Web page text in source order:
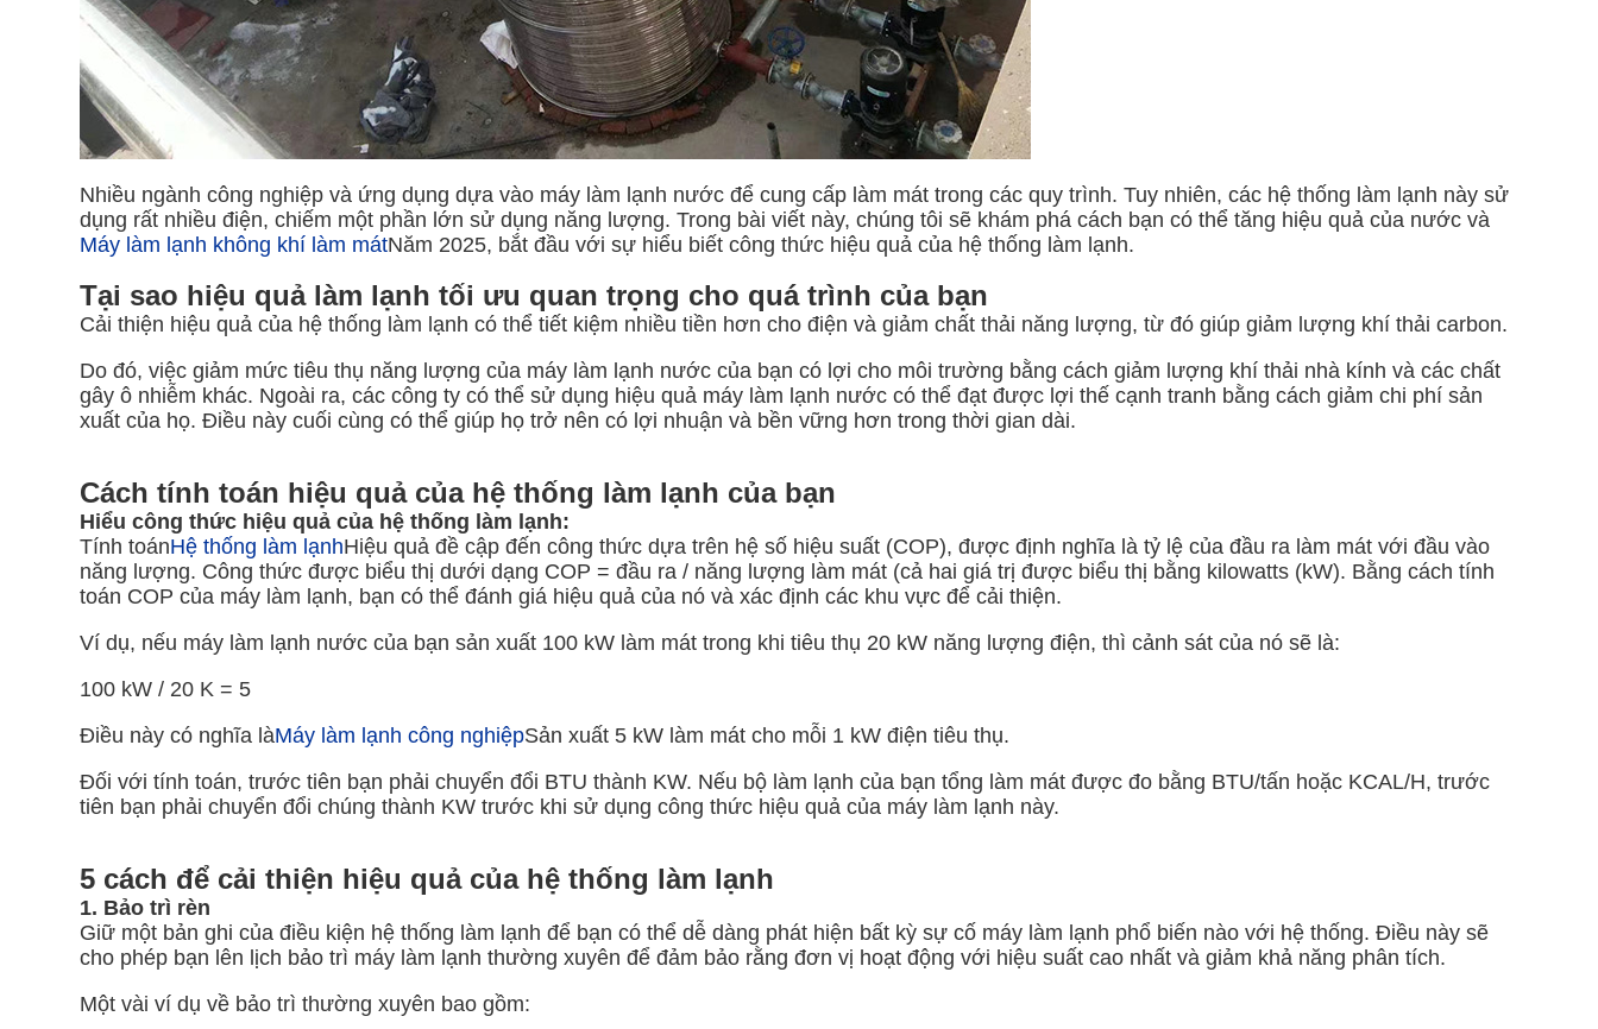
Nhiều ngành công nghiệp và ứng dụng dựa vào máy làm lạnh nước để cung cấp làm mát trong các quy trình. Tuy nhiên, các hệ thống làm lạnh này sử
dụng rất nhiều điện, chiếm một phần lớn sử dụng năng lượng. Trong bài viết này, chúng tôi sẽ khám phá cách bạn có thể tăng hiệu quả của nước và
Máy làm lạnh không khí làm mátNăm 2025, bắt đầu với sự hiểu biết công thức hiệu quả của hệ thống làm lạnh.
Tại sao hiệu quả làm lạnh tối ưu quan trọng cho quá trình của bạn
Cải thiện hiệu quả của hệ thống làm lạnh có thể tiết kiệm nhiều tiền hơn cho điện và giảm chất thải năng lượng, từ đó giúp giảm lượng khí thải carbon.
Do đó, việc giảm mức tiêu thụ năng lượng của máy làm lạnh nước của bạn có lợi cho môi trường bằng cách giảm lượng khí thải nhà kính và các chất
gây ô nhiễm khác. Ngoài ra, các công ty có thể sử dụng hiệu quả máy làm lạnh nước có thể đạt được lợi thế cạnh tranh bằng cách giảm chi phí sản
xuất của họ. Điều này cuối cùng có thể giúp họ trở nên có lợi nhuận và bền vững hơn trong thời gian dài.
Cách tính toán hiệu quả của hệ thống làm lạnh của bạn
Hiểu công thức hiệu quả của hệ thống làm lạnh:
Tính toánHệ thống làm lạnhHiệu quả đề cập đến công thức dựa trên hệ số hiệu suất (COP), được định nghĩa là tỷ lệ của đầu ra làm mát với đầu vào
năng lượng. Công thức được biểu thị dưới dạng COP = đầu ra / năng lượng làm mát (cả hai giá trị được biểu thị bằng kilowatts (kW). Bằng cách tính
toán COP của máy làm lạnh, bạn có thể đánh giá hiệu quả của nó và xác định các khu vực để cải thiện.
Ví dụ, nếu máy làm lạnh nước của bạn sản xuất 100 kW làm mát trong khi tiêu thụ 20 kW năng lượng điện, thì cảnh sát của nó sẽ là:
100 kW / 20 K = 5
Điều này có nghĩa làMáy làm lạnh công nghiệpSản xuất 5 kW làm mát cho mỗi 1 kW điện tiêu thụ.
Đối với tính toán, trước tiên bạn phải chuyển đổi BTU thành KW. Nếu bộ làm lạnh của bạn tổng làm mát được đo bằng BTU/tấn hoặc KCAL/H, trước
tiên bạn phải chuyển đổi chúng thành KW trước khi sử dụng công thức hiệu quả của máy làm lạnh này.
5 cách để cải thiện hiệu quả của hệ thống làm lạnh
1. Bảo trì rèn
Giữ một bản ghi của điều kiện hệ thống làm lạnh để bạn có thể dễ dàng phát hiện bất kỳ sự cố máy làm lạnh phổ biến nào với hệ thống. Điều này sẽ
cho phép bạn lên lịch bảo trì máy làm lạnh thường xuyên để đảm bảo rằng đơn vị hoạt động với hiệu suất cao nhất và giảm khả năng phân tích.
Một vài ví dụ về bảo trì thường xuyên bao gồm: